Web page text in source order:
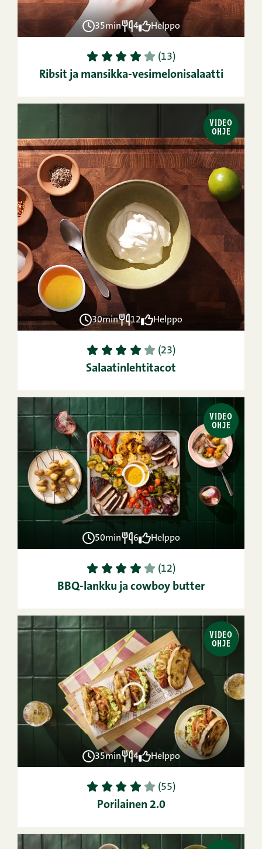
35min 4 Helppo
1 2 3 4 5 (13)
Ribsit ja mansikka-vesimelonisalaatti
VIDEO
OHJE
30min 12 Helppo
1 2 3 4 5 (23)
Salaatinlehtitacot
VIDEO
OHJE
50min 6 Helppo
1 2 3 4 5 (12)
BBQ-lankku ja cowboy butter
VIDEO
OHJE
35min 4 Helppo
1 2 3 4 5 (55)
Porilainen 2.0